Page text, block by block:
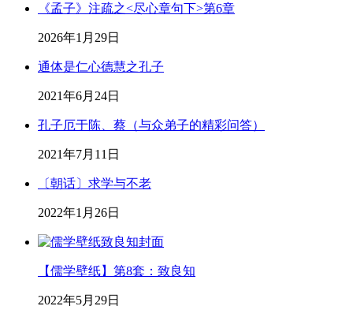
《孟子》注疏之<尽心章句下>第6章
2026年1月29日
通体是仁心德慧之孔子
2021年6月24日
孔子厄于陈、蔡（与众弟子的精彩问答）
2021年7月11日
〔朝话〕求学与不老
2022年1月26日
【儒学壁纸】第8套：致良知
2022年5月29日